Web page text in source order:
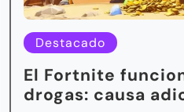
Destacado
El Fortnite
drogas: causa